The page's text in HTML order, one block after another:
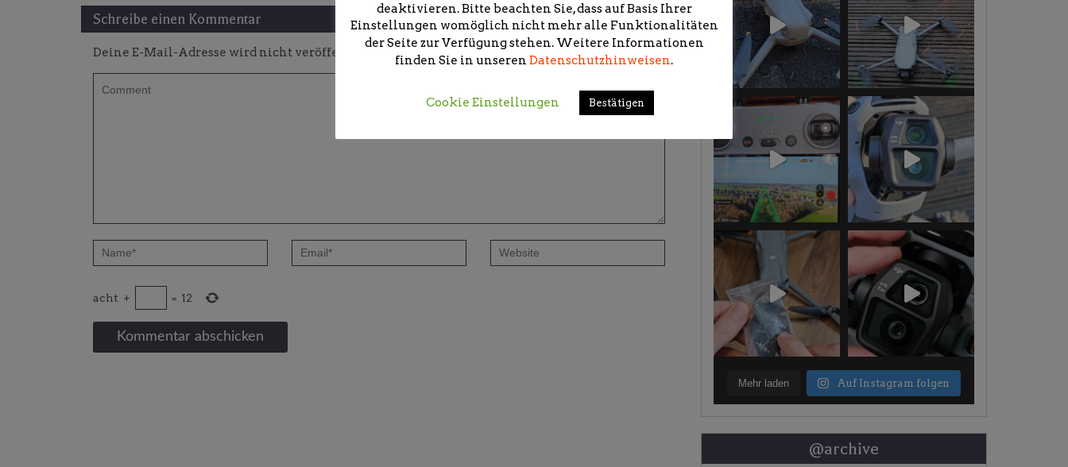
Schreibe einen Kommentar
Deine E-Mail-Adresse wird nicht veröffentlicht. Erforderliche Felder sind mit markiert
acht + = 12
Mehr laden Auf Instagram folgen
@archive
deaktivieren. Bitte beachten Sie, dass auf Basis Ihrer
Einstellungen womöglich nicht mehr alle Funktionalitäten
der Seite zur Verfügung stehen. Weitere Informationen
finden Sie in unseren Datenschutzhinweisen.
Cookie Einstellungen Bestätigen